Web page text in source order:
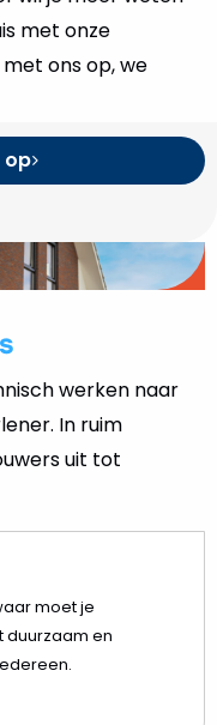
met onze
ons op, we
op
werken naar
In ruim
uit tot
moet je
duurzaam en